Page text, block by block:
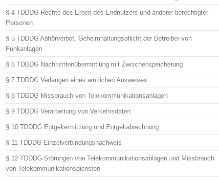
§ 4 TDDDG Rechte des Erben des Endnutzers und anderer berechtigter
Personen
§ 5 TDDDG Abhörverbot, Geheimhaltungspflicht der Betreiber von
Funkanlagen
§ 6 TDDDG Nachrichtenübermittlung mit Zwischenspeicherung
§ 7 TDDDG Verlangen eines amtlichen Ausweises
§ 8 TDDDG Missbrauch von Telekommunikationsanlagen
§ 9 TDDDG Verarbeitung von Verkehrsdaten
§ 10 TDDDG Entgeltermittlung und Entgeltabrechnung
§ 11 TDDDG Einzelverbindungsnachweis
§ 12 TDDDG Störungen von Telekommunikationsanlagen und Missbrauch
von Telekommunikationsdiensten